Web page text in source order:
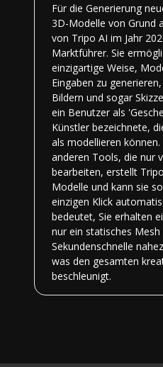
Für die Generierung
3D-Modelle von Grund
von Tripo AI im Jahr
Marktführer. Sie
einzigartige Weise,
Eingaben zu
Bildern und sogar
ein Benutzer als
Künstler bezeichnete,
als modellieren
anderen Tools, die nur
bearbeiten, erstellt
Modelle und kann sie
einzigen Klick
bedeutet, Sie erhalten
nur ein statisches
Sekundenschnelle
was den gesamten
beschleunigt.